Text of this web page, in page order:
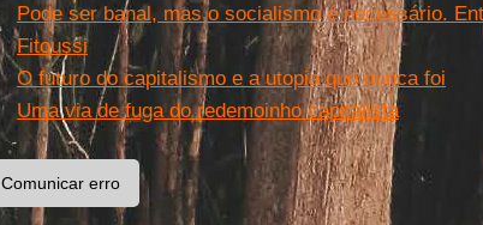
Pode ser banal, mas o socialismo é necessário.
Fitoussi
O futuro do capitalismo e a utopia que nunca foi
Uma via de fuga do redemoinho capitalista
Comunicar erro